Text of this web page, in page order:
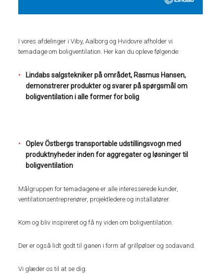
I vores afdelinger i Viby, Aalborg og Hvidovre afholder vi
temadage om boligventilation. Her kan du opleve følgende:
Lindabs salgstekniker på området, Rasmus Hansen,
demonstrerer produkter og svarer på spørgsmål om
boligventilation i alle former for bolig
Oplev Östbergs transportable udstillingsvogn med
produktnyheder inden for aggregater og løsninger til
boligventilation
Målgruppen for temadagene er alle interesserede kunder,
ventilationsentreprenører, projektledere og installatører.
Kom og bliv inspireret og få ny viden om boligventilation.
Der er også lidt godt til ganen i form af grillpølser og sodavand.
Vi glæder os til at se dig.